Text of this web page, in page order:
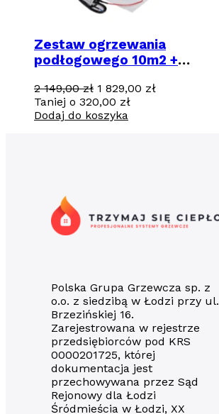
Zestaw ogrzewania
podłogowego 10m2 +
TVT31 z WiFi
2 149,00zł Pierwotna
cena
wynosiła:
1 829,00 złAktualna
Taniej o 320,00 zł
Dodaj do koszyka
Polska Grupa Grzewcza sp. z
o.o. z siedzibą w Łodzi przy ul.
Brzezińskiej 16.
Zarejestrowana w rejestrze
przedsiębiorców pod KRS
0000201725, której
dokumentacja jest
przechowywana przez Sąd
Rejonowy dla Łodzi
Śródmieścia w Łodzi, XX